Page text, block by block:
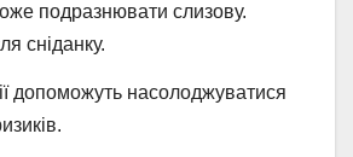
подразнювати слизову.
сніданку.
допоможуть насолоджуватися